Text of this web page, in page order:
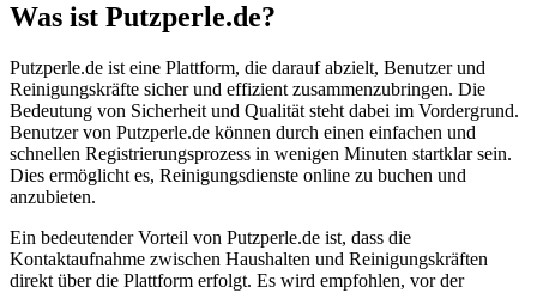
Was ist Putzperle.de?
Putzperle.de ist eine Plattform, die darauf abzielt, Benutzer und
Reinigungskräfte sicher und effizient zusammenzubringen. Die
Bedeutung von Sicherheit und Qualität steht dabei im Vordergrund.
Benutzer von Putzperle.de können durch einen einfachen und
schnellen Registrierungsprozess in wenigen Minuten startklar sein.
Dies ermöglicht es, Reinigungsdienste online zu buchen und
anzubieten.
Ein bedeutender Vorteil von Putzperle.de ist, dass die
Kontaktaufnahme zwischen Haushalten und Reinigungskräften
direkt über die Plattform erfolgt. Es wird empfohlen, vor der